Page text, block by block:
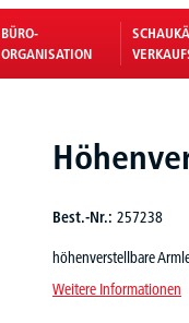
BÜRO-
ORGANISATION
Best.-Nr.: 257238
höhenverstellbare
Weitere Informationen